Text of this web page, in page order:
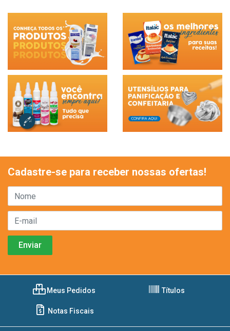
Cadastre-se para receber nossas ofertas!
Meus Pedidos Títulos
Notas Fiscais